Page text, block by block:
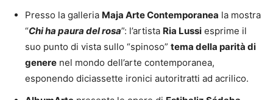
Presso la galleria Maja Arte Contemporanea la mostra
“Chi ha paura del rosa”: l’artista Ria Lussi esprime il
suo punto di vista sullo “spinoso” tema della parità di
genere nel mondo dell’arte contemporanea,
esponendo diciassette ironici autoritratti ad acrilico.